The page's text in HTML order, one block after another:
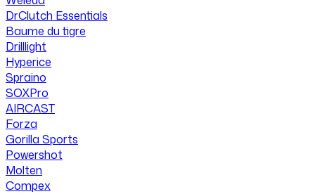
DrClutch Essentials
Baume du tigre
Drilllight
Hyperice
Spraino
SOXPro
AIRCAST
Forza
Gorilla Sports
Powershot
Molten
Compex